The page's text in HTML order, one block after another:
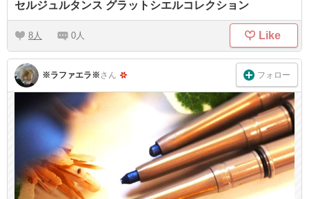
セルジュルタンス グラットシエルコレクション
8 0 Like
※ラファエラ※さん フォロー